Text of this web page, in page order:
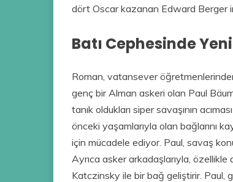
dört Oscar kazanan Edward Berger
Batı Cephesinde
Roman, vatansever
genç bir Alman askeri olan Paul
tanık oldukları siper savaşının
önceki yaşamlarıyla olan bağlarını
için mücadele ediyor. Paul, savaş
Ayrıca asker arkadaşlarıyla,
Katczinsky ile bir bağ geliştirir. Paul,